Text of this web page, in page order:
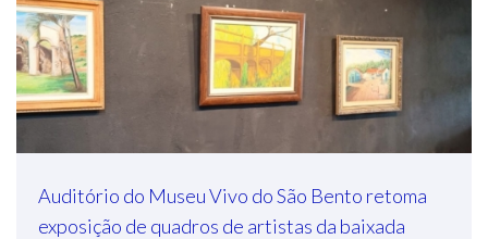
Auditório do Museu Vivo do São Bento retoma
exposição de quadros de artistas da baixada